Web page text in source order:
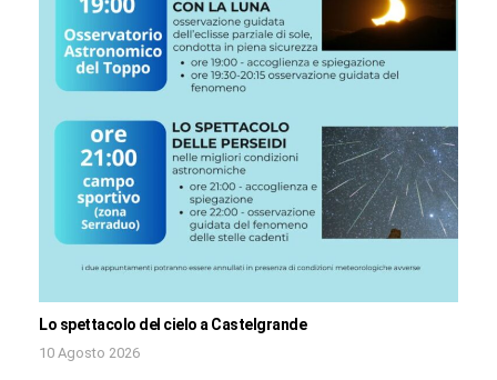
Lo spettacolo del cielo a Castelgrande
10 Agosto 2026